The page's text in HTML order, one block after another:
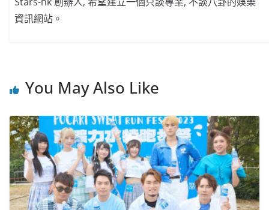
資訊網站。
You May Also Like